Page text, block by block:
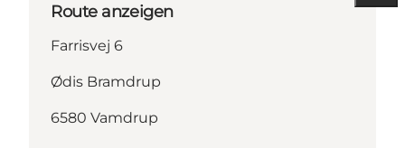
Route anzeigen
Farrisvej 6
Ødis Bramdrup
6580 Vamdrup